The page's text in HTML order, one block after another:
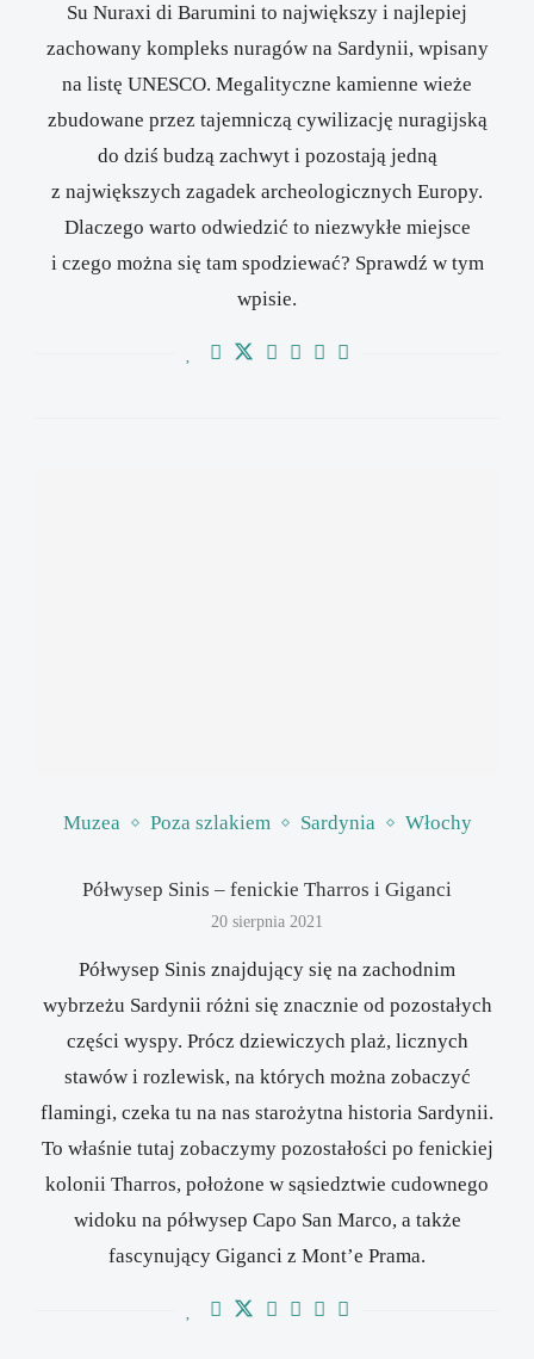
Su Nuraxi di Barumini to największy i najlepiej
zachowany kompleks nuragów na Sardynii, wpisany
na listę UNESCO. Megalityczne kamienne wieże
zbudowane przez tajemniczą cywilizację nuragijską
do dziś budzą zachwyt i pozostają jedną
z największych zagadek archeologicznych Europy.
Dlaczego warto odwiedzić to niezwykłe miejsce
i czego można się tam spodziewać? Sprawdź w tym
wpisie.
Muzea Poza szlakiem Sardynia Włochy
Półwysep Sinis – fenickie Tharros i Giganci
20 sierpnia 2021
Półwysep Sinis znajdujący się na zachodnim
wybrzeżu Sardynii różni się znacznie od pozostałych
części wyspy. Prócz dziewiczych plaż, licznych
stawów i rozlewisk, na których można zobaczyć
flamingi, czeka tu na nas starożytna historia Sardynii.
To właśnie tutaj zobaczymy pozostałości po fenickiej
kolonii Tharros, położone w sąsiedztwie cudownego
widoku na półwysep Capo San Marco, a także
fascynujący Giganci z Mont’e Prama.